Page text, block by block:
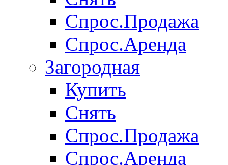
Спрос.Продажа
Спрос.Аренда
Загородная
Купить
Снять
Спрос.Продажа
Спрос.Аренда